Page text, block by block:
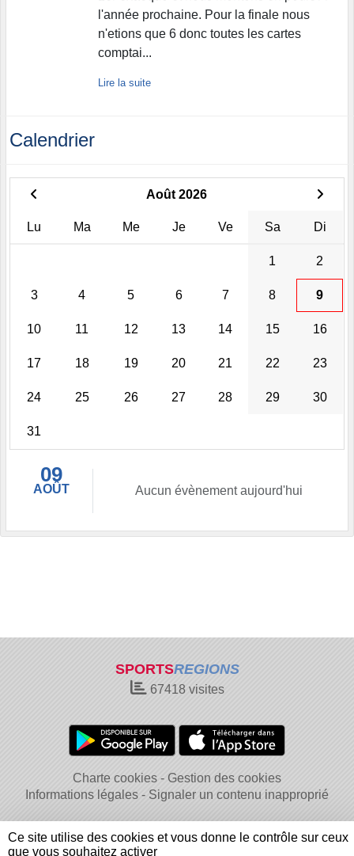
l'année prochaine. Pour la finale nous
n'etions que 6 donc toutes les cartes
comptai...
Lire la suite
Calendrier
Août 2026
Lu Ma Me Je Ve Sa Di
1 2
3 4 5 6 7 8 9
10 11 12 13 14 15 16
17 18 19 20 21 22 23
24 25 26 27 28 29 30
31
09
AOÛT Aucun évènement aujourd'hui
SPORTSREGIONS
67418visites
Charte cookies
Gestion des cookies
Informations légales
Signaler un contenu inapproprié
Ce site utilise des cookies et vous donne le contrôle sur ceux
que vous souhaitez activer